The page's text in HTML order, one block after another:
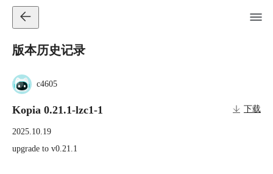
版本历史记录
c4605
Kopia 0.21.1-lzc1-1 下载
2025.10.19
upgrade to v0.21.1